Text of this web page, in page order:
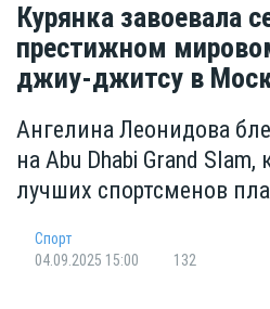
Курянка завоевала
престижном
джиу-джитсу в
Ангелина Леонидова
на Abu Dhabi Grand
лучших спортсменов
Спорт
04.09.2025 15:00
132